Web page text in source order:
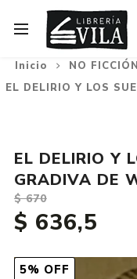
Inicio NO FICCIÓN
EL DELIRIO Y LOS
5% OFF
EL DELIRIO Y
GRADIVA DE
$ 670
$ 636,5